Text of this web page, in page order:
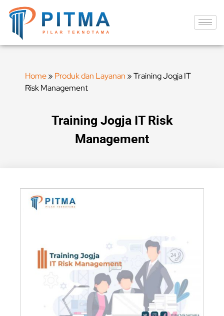
Home» Produk dan Layanan »Training Jogja IT
Risk Management
Training Jogja IT Risk
Management